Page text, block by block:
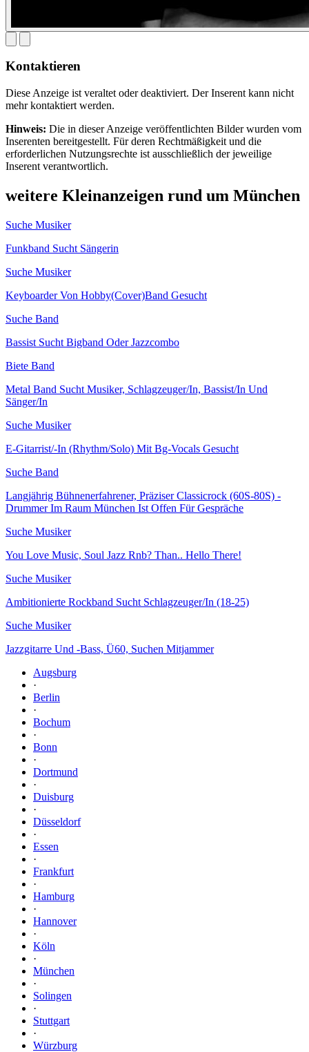
Kontaktieren
Diese Anzeige ist veraltet oder deaktiviert. Der Inserent kann nicht
mehr kontaktiert werden.
Hinweis: Die in dieser Anzeige veröffentlichten Bilder wurden vom
Inserenten bereitgestellt. Für deren Rechtmäßigkeit und die
erforderlichen Nutzungsrechte ist ausschließlich der jeweilige
Inserent verantwortlich.
weitere Kleinanzeigen rund um München
Suche Musiker
Funkband Sucht Sängerin
Suche Musiker
Keyboarder Von Hobby(Cover)Band Gesucht
Suche Band
Bassist Sucht Bigband Oder Jazzcombo
Biete Band
Metal Band Sucht Musiker, Schlagzeuger/In, Bassist/In Und
Sänger/In
Suche Musiker
E-Gitarrist/-In (Rhythm/Solo) Mit Bg-Vocals Gesucht
Suche Band
Langjährig Bühnenerfahrener, Präziser Classicrock (60S-80S) -
Drummer Im Raum München Ist Offen Für Gespräche
Suche Musiker
You Love Music, Soul Jazz Rnb? Than.. Hello There!
Suche Musiker
Ambitionierte Rockband Sucht Schlagzeuger/In (18-25)
Suche Musiker
Jazzgitarre Und -Bass, Ü60, Suchen Mitjammer
Augsburg
·
Berlin
·
Bochum
·
Bonn
·
Dortmund
·
Duisburg
·
Düsseldorf
·
Essen
·
Frankfurt
·
Hamburg
·
Hannover
·
Köln
·
München
·
Solingen
·
Stuttgart
·
Würzburg